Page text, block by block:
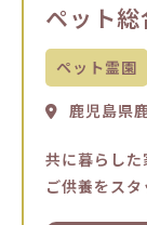
ペット
ペット霊園
鹿児島県
共に暮らした
ご供養をスタ